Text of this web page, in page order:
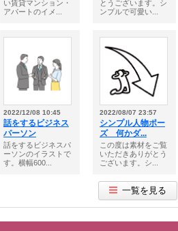
い賃貸マンション・
アパートのイメ...
とうございます。シ
ンプルで可愛い...
2022/12/08 10:45
話をするビジネス
パーソン
話をするビジネスパ
ーソンのイラストで
す。横幅600...
2022/08/07 23:57
シンプル人物ポー
ズ 何かダ...
この度は素材をご覧
いただきありがとう
ございます。シ...
一覧を見る